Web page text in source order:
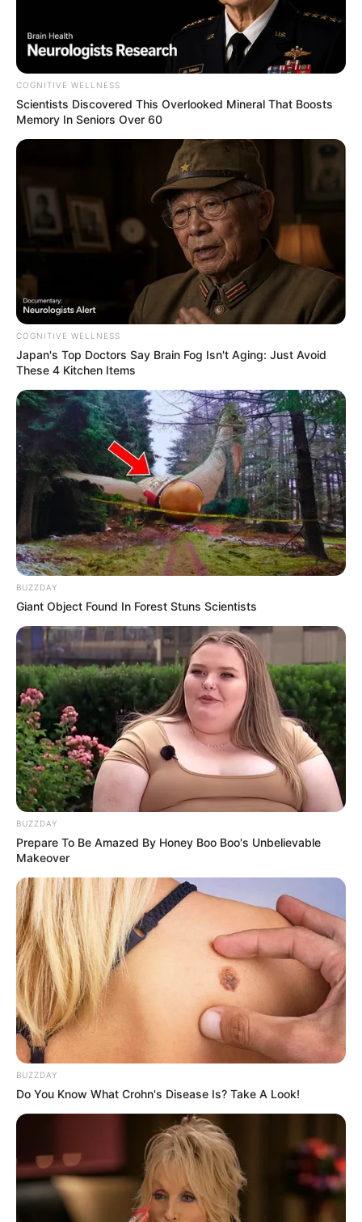
Serem! 9 Chat Ojek Online &
Pelanggan Ini Bikin Auto
Merinding
Bikin Ngakak, 10 Potret
Cosplay Murah Pakai Bahan
Seadanya
Anti Mainstream, 10 Cara
Membawa Barang Belanjaan
Versi Warga Thailand
Langka Banget! 10 Pose Lucu
Katak yang Bikin Ketawa
Gemes
COGNITIVE WELLNESS
Scientists Discovered This Overlooked Mineral That Boosts
Memory In Seniors Over 60
COGNITIVE WELLNESS
Japan's Top Doctors Say Bra​in Fo​g Isn't Aging: Just Avoid
These 4 Kitchen Items
BUZZDAY
Giant Object Found In Forest Stuns Scientists
BUZZDAY
Prepare To Be Amazed By Honey Boo Boo's Unbelievable
Makeover
BUZZDAY
Do You Know What Crohn's Disease Is? Take A Look!